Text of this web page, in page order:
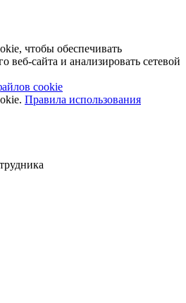
чтобы обеспечивать
веб-сайта и анализировать сетевой
cookie
Правила использования